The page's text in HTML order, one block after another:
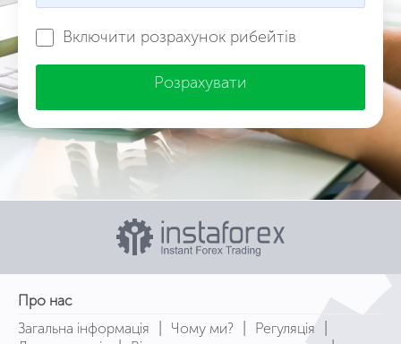
Включити розрахунок рибейтів
Розрахувати
Про нас
Загальна інформація
Чому ми? Регуляція